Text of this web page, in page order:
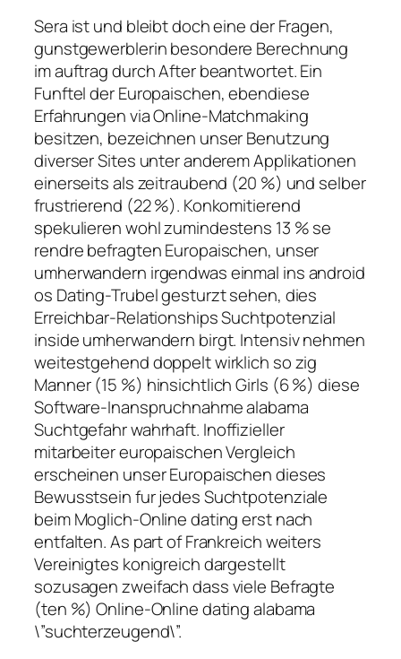
Sera ist und bleibt doch eine der Fragen,
gunstgewerblerin besondere Berechnung
im auftrag durch After beantwortet. Ein
Funftel der Europaischen, ebendiese
Erfahrungen via Online-Matchmaking
besitzen, bezeichnen unser Benutzung
diverser Sites unter anderem Applikationen
einerseits als zeitraubend (20 %) und selber
frustrierend (22 %). Konkomitierend
spekulieren wohl zumindestens 13 % se
rendre befragten Europaischen, unser
umherwandern irgendwas einmal ins android
os Dating-Trubel gesturzt sehen, dies
Erreichbar-Relationships Suchtpotenzial
inside umherwandern birgt. Intensiv nehmen
weitestgehend doppelt wirklich so zig
Manner (15 %) hinsichtlich Girls (6 %) diese
Software-Inanspruchnahme alabama
Suchtgefahr wahrhaft. Inoffizieller
mitarbeiter europaischen Vergleich
erscheinen unser Europaischen dieses
Bewusstsein fur jedes Suchtpotenziale
beim Moglich-Online dating erst nach
entfalten. As part of Frankreich weiters
Vereinigtes konigreich dargestellt
sozusagen zweifach dass viele Befragte
(ten %) Online-Online dating alabama
\”suchterzeugend\”.